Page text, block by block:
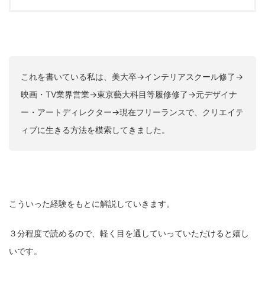
これを書いている私は、美大卒→インテリアスクール修了→
映画・TV業界営業→東京藝大科目等履修修了→元デザイナ
ー・アートディレクター→現在フリーランスで、クリエイテ
ィブに生きる方法を模索してきました。
こういった経験をもとに解説していきます。
３分程度で読めるので、軽く目を通していっていただけると嬉し
いです。